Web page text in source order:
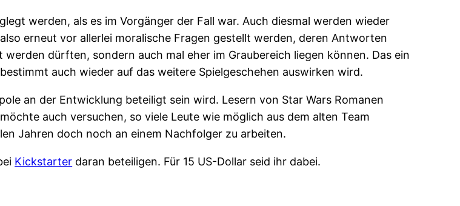
werden, als es im Vorgänger der Fall war. Auch diesmal werden wieder
erneut vor allerlei moralische Fragen gestellt werden, deren Antworten
dürften, sondern auch mal eher im Graubereich liegen können. Das ein
auch wieder auf das weitere Spielgeschehen auswirken wird.
an der Entwicklung beteiligt sein wird. Lesern von Star Wars Romanen
auch versuchen, so viele Leute wie möglich aus dem alten Team
Jahren doch noch an einem Nachfolger zu arbeiten.
Kickstarter daran beteiligen. Für 15 US-Dollar seid ihr dabei.